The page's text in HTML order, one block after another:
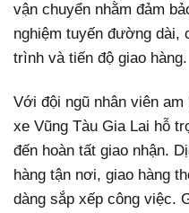
vận chuyển nhằm đảm
nghiệm tuyến đường dài,
trình và tiến độ giao hàng.
Với đội ngũ nhân viên
xe Vũng Tàu Gia Lai hỗ
đến hoàn tất giao nhận.
hàng tận nơi, giao hàng
dàng sắp xếp công việc.